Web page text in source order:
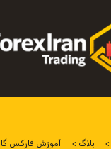
> بلاگ > آموزش فارکس